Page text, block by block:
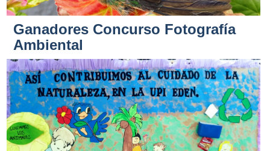
Ganadores Concurso Fotografía
Ambiental